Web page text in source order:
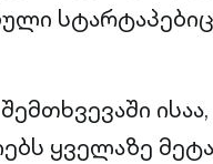
ყველაზე